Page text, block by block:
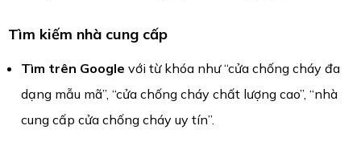
Tìm kiếm nhà cung cấp
Tìm trên Google với từ khóa như “cửa chống cháy đa
dạng mẫu mã”, “cửa chống cháy chất lượng cao”, “nhà
cung cấp cửa chống cháy uy tín”.